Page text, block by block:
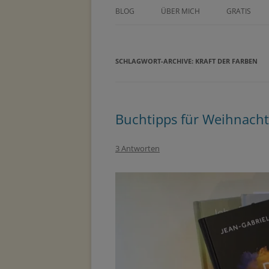
BLOG ÜBER MICH
PRESSE
GRATIS
SCHLAGWORT-ARCHIVE: KRAFT DER FARBEN
Buchtipps für
3 Antworten